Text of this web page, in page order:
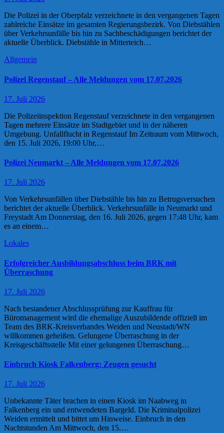
Die Polizei in der Oberpfalz verzeichnete in den vergangenen Tagen
zahlreiche Einsätze im gesamten Regierungsbezirk. Von Diebstählen
über Verkehrsunfälle bis hin zu Sachbeschädigungen berichtet der
aktuelle Überblick. Diebstähle in Mitterteich…
Allgemein
Polizei Regenstauf – Alle Meldungen vom 17.07.2026
17. Juli 2026
Die Polizeiinspektion Regenstauf verzeichnete in den vergangenen
Tagen mehrere Einsätze im Stadtgebiet und in der näheren
Umgebung. Unfallflucht in Regenstauf Im Zeitraum vom Mittwoch,
den 15. Juli 2026, 19:00 Uhr,…
Polizei Neumarkt – Alle Meldungen vom 17.07.2026
17. Juli 2026
Von Verkehrsunfällen über Diebstähle bis hin zu Betrugsversuchen
berichtet der aktuelle Überblick. Verkehrsunfälle in Neumarkt und
Freystadt Am Donnerstag, den 16. Juli 2026, gegen 17:48 Uhr, kam
es an einem…
Lokales
Erfolgreicher Ausbildungsabschluss beim BRK mit
Überraschung
17. Juli 2026
Nach bestandener Abschlussprüfung zur Kauffrau für
Büromanagement wird die ehemalige Auszubildende offiziell im
Team des BRK-Kreisverbandes Weiden und Neustadt/WN
willkommen geheißen. Gelungene Überraschung in der
Kreisgeschäftsstelle Mit einer gelungenen Überraschung…
Einbruch Kiosk Falkenberg: Zeugen gesucht
17. Juli 2026
Unbekannte Täter brachen in einen Kiosk im Naabweg in
Falkenberg ein und entwendeten Bargeld. Die Kriminalpolizei
Weiden ermittelt und bittet um Hinweise. Einbruch in den
Nachtstunden Am Mittwoch, den 15.…